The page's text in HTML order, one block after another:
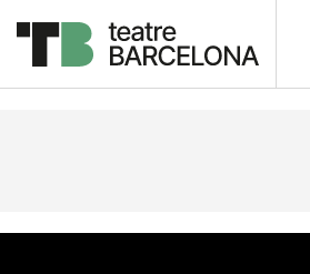
Descripció Fitxa artística